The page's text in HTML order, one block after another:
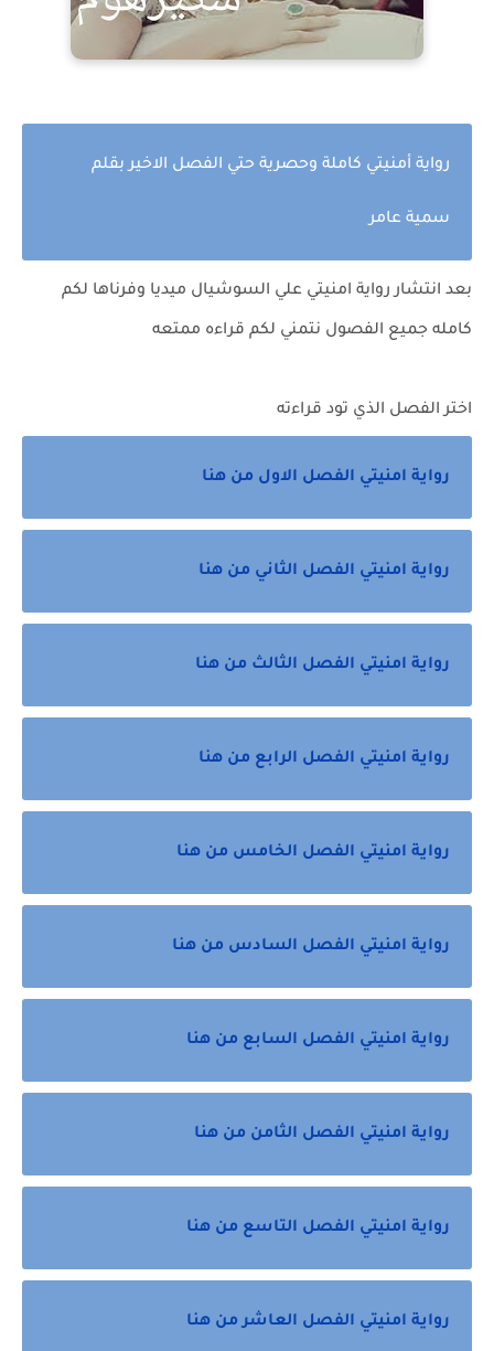
رواية أمنيتي كاملة وحصرية حتي الفصل الاخير بقلم
سمية عامر
بعد انتشار رواية امنيتي علي السوشيال ميديا وفرناها لكم
كامله جميع الفصول نتمني لكم قراءه ممتعه
اختر الفصل الذي تود قراءته
رواية امنيتي الفصل الاول من هنا
رواية امنيتي الفصل الثاني من هنا
رواية امنيتي الفصل الثالث من هنا
رواية امنيتي الفصل الرابع من هنا
رواية امنيتي الفصل الخامس من هنا
رواية امنيتي الفصل السادس من هنا
رواية امنيتي الفصل السابع من هنا
رواية امنيتي الفصل الثامن من هنا
رواية امنيتي الفصل التاسع من هنا
رواية امنيتي الفصل العاشر من هنا